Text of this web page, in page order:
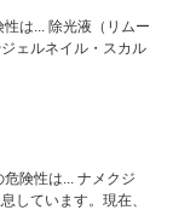
は... 除光液（リムー
ェルネイル・スカル
危険性は... ナメクジ
しています。現在、